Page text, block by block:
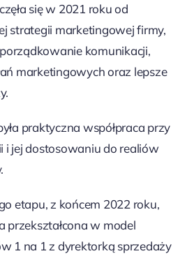
się w 2021 roku od
strategii marketingowej firmy,
komunikacji,
marketingowych oraz lepsze
praktyczna współpraca przy
i jej dostosowaniu do realiów
etapu, z końcem 2022 roku,
przekształcona w model
1 na 1 z dyrektorką sprzedaży